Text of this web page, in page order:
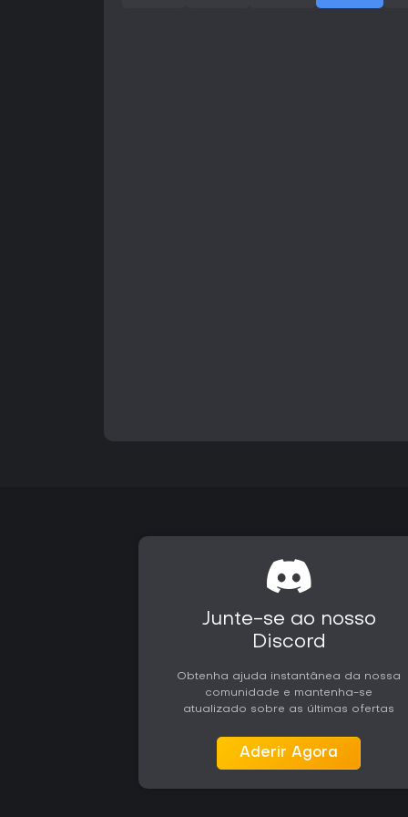
Junte-se ao nosso
Discord
Obtenha ajuda instantânea da nossa
comunidade e mantenha-se
atualizado sobre as últimas ofertas
Aderir Agora